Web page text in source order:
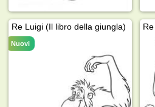
Re Luigi (Il libro della giungla)
Nuovi